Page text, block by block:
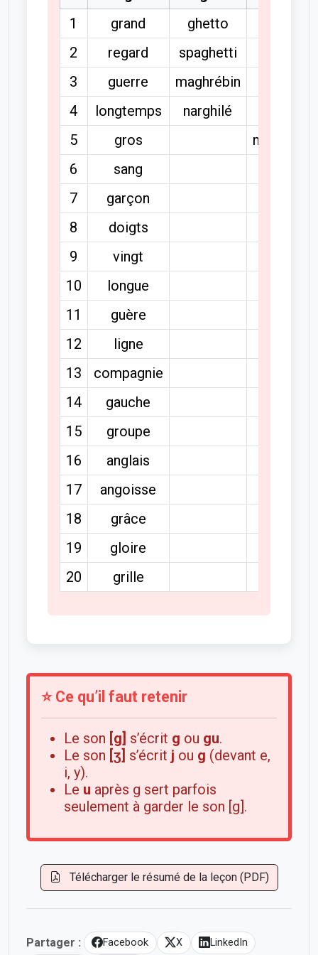
1
grand ghetto
2
regard spaghetti
3
guerre maghrébin
4
longtemps narghilé
5
gros
marijuana
6
sang
7
garçon
8
doigts
9
vingt
10
longue
11
guère
12
ligne
13
compagnie
14
gauche
15
groupe
16
anglais
17
angoisse
18
grâce
19
gloire
20
grille
⭐ Ce qu’il faut retenir
Le son [g] s’écrit g ou gu.
Le son [ʒ] s’écrit j ou g (devant e,
i, y).
Le u après g sert parfois
seulement à garder le son [g].
Télécharger le résumé de la leçon (PDF)
Partager : Facebook X LinkedIn